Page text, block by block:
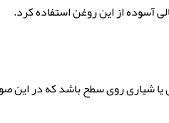
آسوده از این روغن استفاده کرد.
روی سطح باشد که در این